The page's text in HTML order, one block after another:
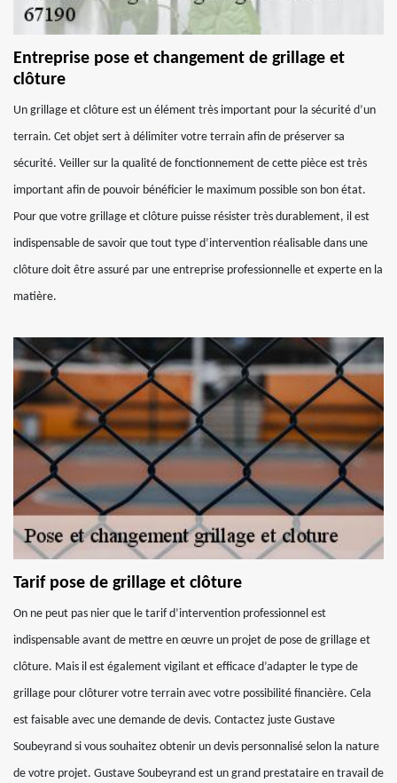
Entreprise pose et changement de grillage et
clôture
Un grillage et clôture est un élément très important pour la sécurité d’un
terrain. Cet objet sert à délimiter votre terrain afin de préserver sa
sécurité. Veiller sur la qualité de fonctionnement de cette pièce est très
important afin de pouvoir bénéficier le maximum possible son bon état.
Pour que votre grillage et clôture puisse résister très durablement, il est
indispensable de savoir que tout type d’intervention réalisable dans une
clôture doit être assuré par une entreprise professionnelle et experte en la
matière.
Tarif pose de grillage et clôture
On ne peut pas nier que le tarif d’intervention professionnel est
indispensable avant de mettre en œuvre un projet de pose de grillage et
clôture. Mais il est également vigilant et efficace d’adapter le type de
grillage pour clôturer votre terrain avec votre possibilité financière. Cela
est faisable avec une demande de devis. Contactez juste Gustave
Soubeyrand si vous souhaitez obtenir un devis personnalisé selon la nature
de votre projet. Gustave Soubeyrand est un grand prestataire en travail de